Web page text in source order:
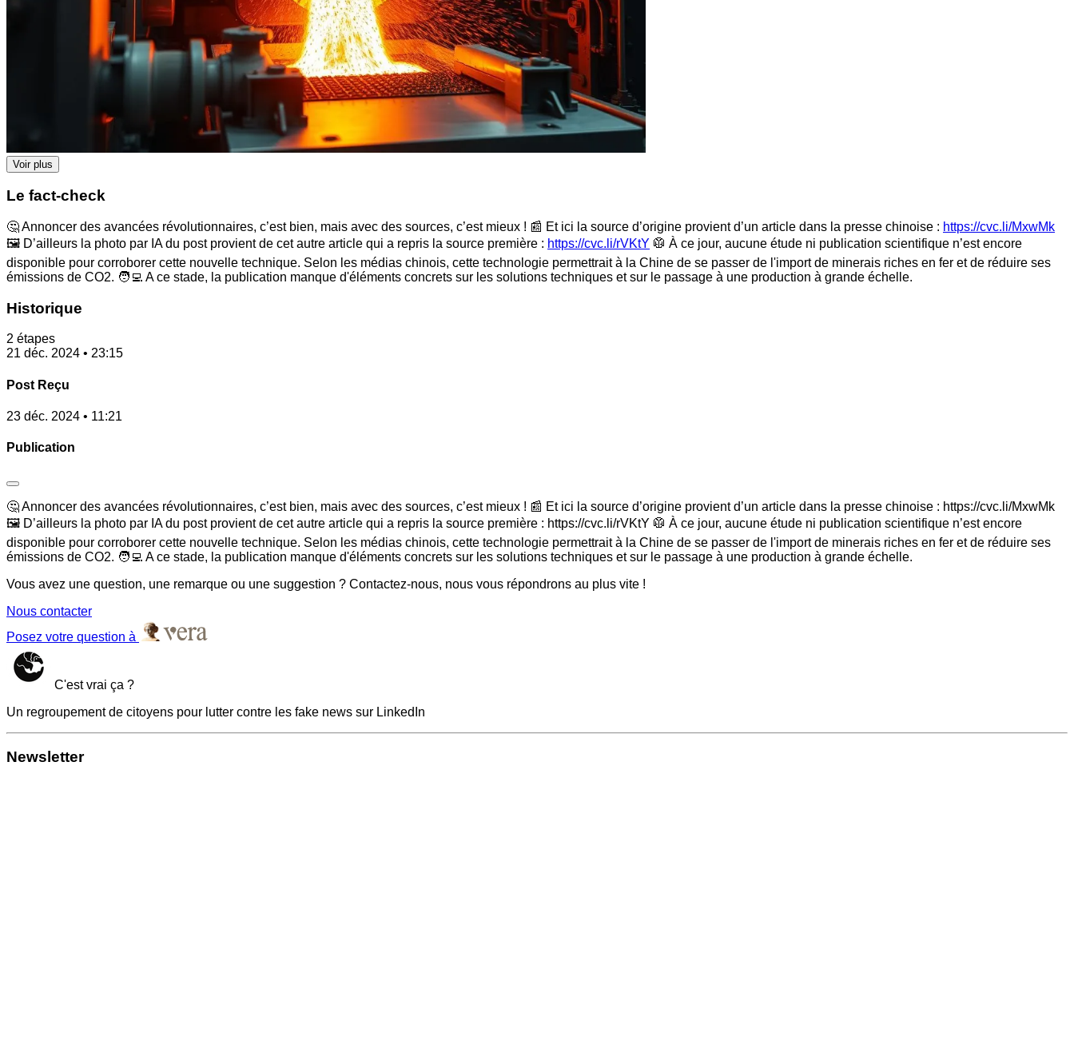
Voir plus
Le fact-check
🤔 Annoncer des avancées révolutionnaires, c’est bien, mais avec des sources, c’est mieux ! 📰 Et ici la source d’origine provient d’un article dans la presse chinoise : https://cvc.li/MxwMk
🖼️ D’ailleurs la photo par IA du post provient de cet autre article qui a repris la source première : https://cvc.li/rVKtY 🥼 À ce jour, aucune étude ni publication scientifique n’est encore
disponible pour corroborer cette nouvelle technique. Selon les médias chinois, cette technologie permettrait à la Chine de se passer de l'import de minerais riches en fer et de réduire ses
émissions de CO2. 🧑‍💻 A ce stade, la publication manque d'éléments concrets sur les solutions techniques et sur le passage à une production à grande échelle.
Historique
2 étapes
21 déc. 2024 • 23:15
Post Reçu
23 déc. 2024 • 11:21
Publication
🤔 Annoncer des avancées révolutionnaires, c’est bien, mais avec des sources, c’est mieux ! 📰 Et ici la source d’origine provient d’un article dans la presse chinoise : https://cvc.li/MxwMk
🖼️ D’ailleurs la photo par IA du post provient de cet autre article qui a repris la source première : https://cvc.li/rVKtY 🥼 À ce jour, aucune étude ni publication scientifique n’est encore
disponible pour corroborer cette nouvelle technique. Selon les médias chinois, cette technologie permettrait à la Chine de se passer de l'import de minerais riches en fer et de réduire ses
émissions de CO2. 🧑‍💻 A ce stade, la publication manque d'éléments concrets sur les solutions techniques et sur le passage à une production à grande échelle.
Vous avez une question, une remarque ou une suggestion ? Contactez-nous, nous vous répondrons au plus vite !
Nous contacter
Posez votre question à
C'est vrai ça ?
Un regroupement de citoyens pour lutter contre les fake news sur LinkedIn
Newsletter